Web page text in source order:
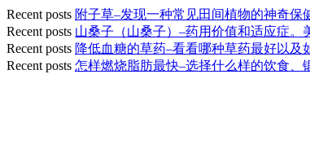
Recent posts 附子草–发现一种常见田间植物的神奇保
Recent posts 山桑子（山桑子）–药用价值和适应症。
Recent posts 降低血糖的草药–看看哪种草药最好以及
Recent posts 怎样燃烧脂肪最快–选择什么样的饮食、